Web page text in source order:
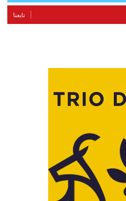
تابعنا